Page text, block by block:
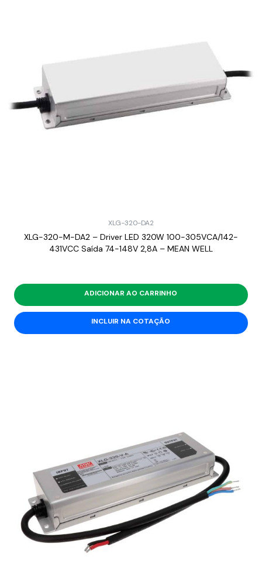
XLG-320-DA2
XLG-320-M-DA2 – Driver LED 320W 100-305VCA/142-
431VCC Saída 74-148V 2,8A – MEAN WELL
ADICIONAR AO CARRINHO
INCLUIR NA COTAÇÃO